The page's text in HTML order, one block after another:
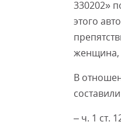
330202»
этого
женщина,
В
– ч. 1 ст.